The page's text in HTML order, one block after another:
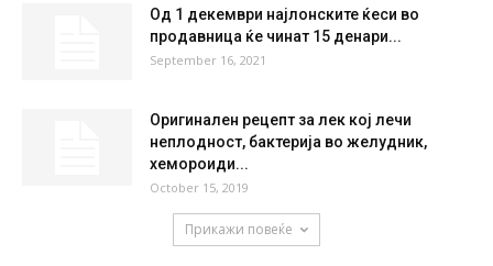
Oд 1 декември најлонските ќеси во
продавница ќе чинат 15 денари...
September 16, 2021
Оригинален рецепт за лек кој лечи
неплодност, бактерија во желудник,
хемороиди...
October 15, 2019
Прикажи повеќе